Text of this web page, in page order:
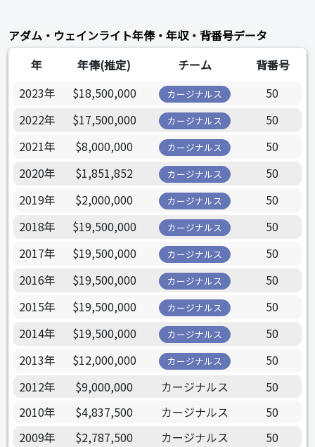
アダム・ウェインライト年俸・年収・背番号データ
年
年俸(推定) チーム
背番号
2023年
$18,500,000 カージナルス
50
2022年
$17,500,000 カージナルス
50
2021年
$8,000,000 カージナルス
50
2020年
$1,851,852 カージナルス
50
2019年
$2,000,000 カージナルス
50
2018年
$19,500,000 カージナルス
50
2017年
$19,500,000 カージナルス
50
2016年
$19,500,000 カージナルス
50
2015年
$19,500,000 カージナルス
50
2014年
$19,500,000 カージナルス
50
2013年
$12,000,000 カージナルス
50
2012年
$9,000,000 カージナルス
50
2010年
$4,837,500 カージナルス
50
2009年
$2,787,500 カージナルス
50